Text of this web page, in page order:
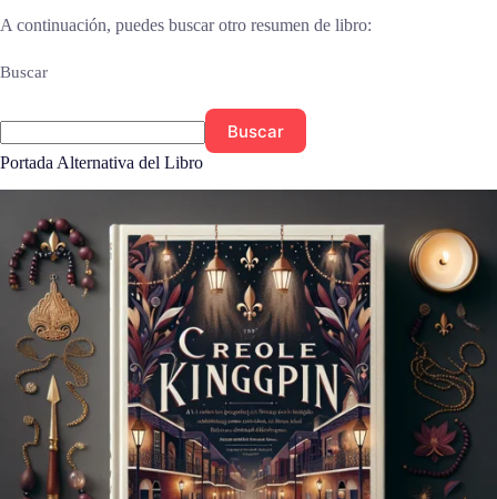
A continuación, puedes buscar otro resumen de libro:
Buscar
Buscar
Portada Alternativa del Libro